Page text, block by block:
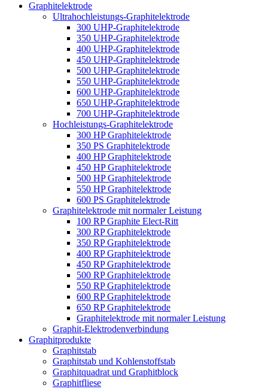
Graphitelektrode
Ultrahochleistungs-Graphitelektrode
300 UHP-Graphitelektrode
350 UHP-Graphitelektrode
400 UHP-Graphitelektrode
450 UHP-Graphitelektrode
500 UHP-Graphitelektrode
550 UHP-Graphitelektrode
600 UHP-Graphitelektrode
650 UHP-Graphitelektrode
700 UHP-Graphitelektrode
Hochleistungs-Graphitelektrode
300 HP Graphitelektrode
350 PS Graphitelektrode
400 HP Graphitelektrode
450 HP Graphitelektrode
500 HP Graphitelektrode
550 HP Graphitelektrode
600 PS Graphitelektrode
Graphitelektrode mit normaler Leistung
100 RP Graphite Elect-Ritt
300 RP Graphitelektrode
350 RP Graphitelektrode
400 RP Graphitelektrode
450 RP Graphitelektrode
500 RP Graphitelektrode
550 RP Graphitelektrode
600 RP Graphitelektrode
650 RP Graphitelektrode
Graphitelektrode mit normaler Leistung
Graphit-Elektrodenverbindung
Graphitprodukte
Graphitstab
Graphitstab und Kohlenstoffstab
Graphitquadrat und Graphitblock
Graphitfliese